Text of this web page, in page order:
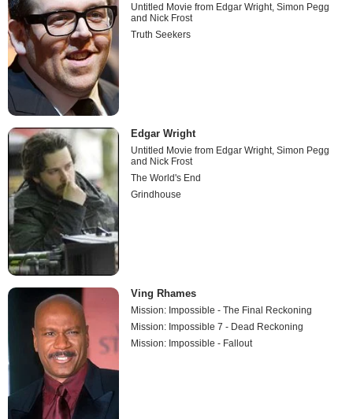
Untitled Movie from Edgar Wright, Simon Pegg
and Nick Frost
Truth Seekers
Edgar Wright
Untitled Movie from Edgar Wright, Simon Pegg
and Nick Frost
The World's End
Grindhouse
Ving Rhames
Mission: Impossible - The Final Reckoning
Mission: Impossible 7 - Dead Reckoning
Mission: Impossible - Fallout